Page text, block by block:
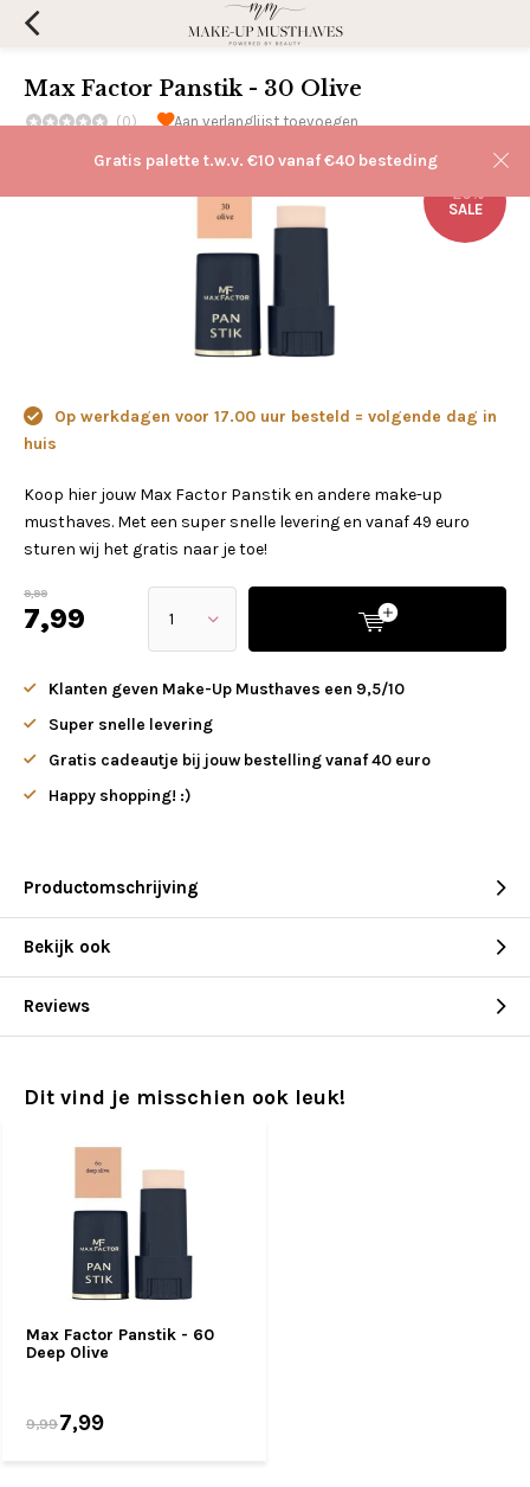
Gratis palette t.w.v. €10 vanaf €40 besteding
Max Factor Panstik - 30 Olive
(0) Aan verlanglijst toevoegen
-20%
SALE
Op werkdagen voor 17.00 uur besteld = volgende dag in
huis
Koop hier jouw Max Factor Panstik en andere make-up
musthaves. Met een super snelle levering en vanaf 49 euro
sturen wij het gratis naar je toe!
9,99
7,99
Klanten geven Make-Up Musthaves een 9,5/10
Super snelle levering
Gratis cadeautje bij jouw bestelling vanaf 40 euro
Happy shopping! :)
Productomschrijving
Bekijk ook
Reviews
Dit vind je misschien ook leuk!
Max Factor Panstik - 60
Deep Olive
9,997,99